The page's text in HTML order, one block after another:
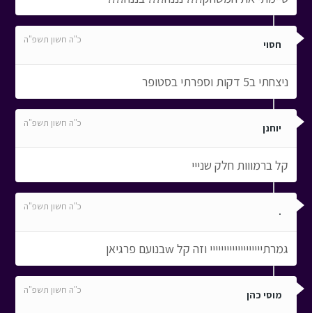
חסוי כ"ה חשון תשפ"ה
ניצחתי ב5 דקות וספרתי בסטופר
יוחנן כ"ה חשון תשפ"ה
קל ברמווות חלק שנייי
. כ"ה חשון תשפ"ה
גמרתייייייייייייייייייי וזה קל wבנועם פרגיאן
מוסי כהן כ"ה חשון תשפ"ה